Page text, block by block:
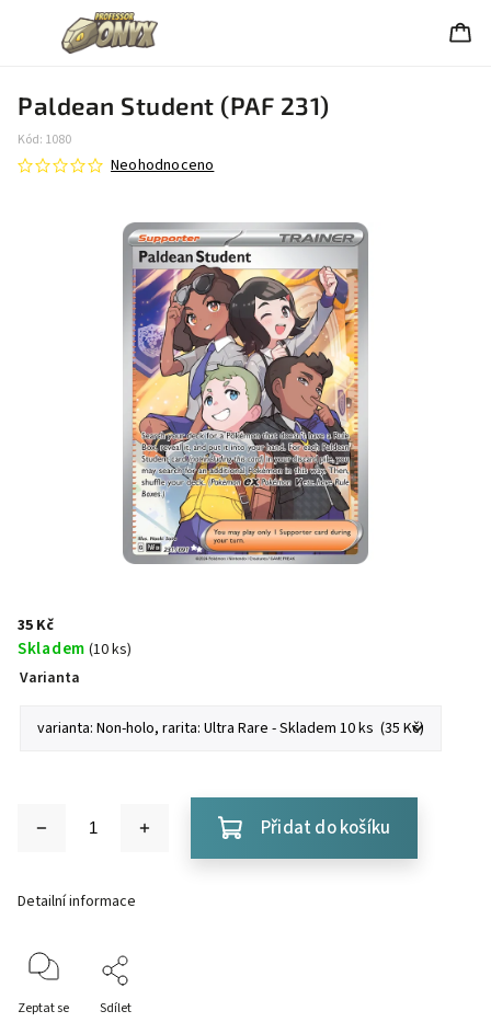
Paldean Student (PAF 231)
Kód: 1080
Neohodnoceno
35 Kč
Skladem (10 ks)
Varianta
Přidat do košíku
Detailní informace
Zeptat se Sdílet